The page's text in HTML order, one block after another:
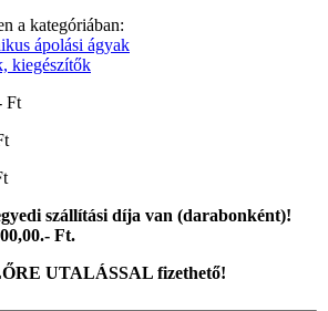
a kategóriában:
ápolási ágyak
kiegészítők
Ft
szállítási díja van (darabonként)!
Ft.
UTALÁSSAL fizethető!